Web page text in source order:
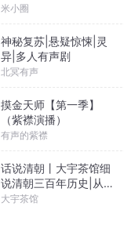
米小圈
神秘复苏|悬疑惊悚|灵
异|多人有声剧
北冥有声
摸金天师【第一季】
（紫襟演播）
有声的紫襟
话说清朝丨大宇茶馆细
说清朝三百年历史|从努
尔哈赤到末代皇帝溥仪|
大宇茶馆